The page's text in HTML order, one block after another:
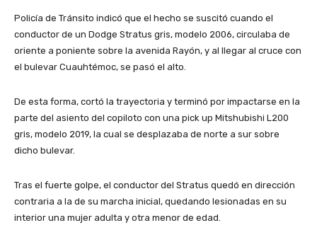
Policía de Tránsito indicó que el hecho se suscitó cuando el
conductor de un Dodge Stratus gris, modelo 2006, circulaba de
oriente a poniente sobre la avenida Rayón, y al llegar al cruce con
el bulevar Cuauhtémoc, se pasó el alto.
De esta forma, cortó la trayectoria y terminó por impactarse en la
parte del asiento del copiloto con una pick up Mitshubishi L200
gris, modelo 2019, la cual se desplazaba de norte a sur sobre
dicho bulevar.
Tras el fuerte golpe, el conductor del Stratus quedó en dirección
contraria a la de su marcha inicial, quedando lesionadas en su
interior una mujer adulta y otra menor de edad.